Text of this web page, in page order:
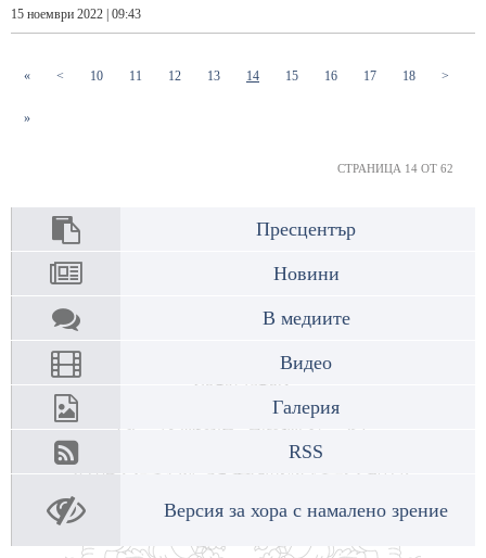
15 ноември 2022 | 09:43
« < 10(current)
11 (current)
12(current)
13(current)
14(current)
15(current)
16(current)
17(current)
18(current)
>
»
СТРАНИЦА 14 ОТ 62
Пресцентър
Новини
В медиите
Видео
Галерия
RSS
Версия за хора с намалено зрение